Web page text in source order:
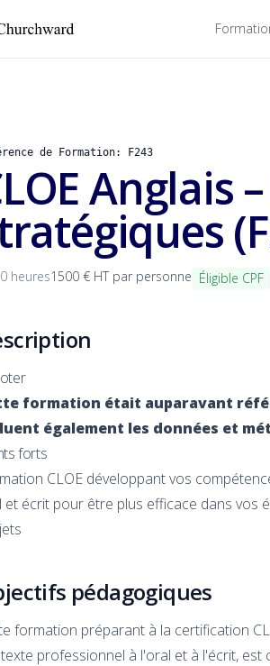
de Formation: F243
Anglais
heures1500 € HT par personne Éligible CPF
formation était auparavant
également les données et
forts
CLOE développant vos
et écrit pour être plus efficace dans vos
pédagogiques
formation préparant à la certification
professionnel à l'oral et à l'écrit,